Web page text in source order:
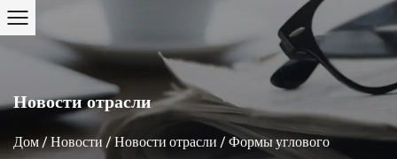
Новости отрасли
Дом/Новости /Новости отрасли / Формы углового